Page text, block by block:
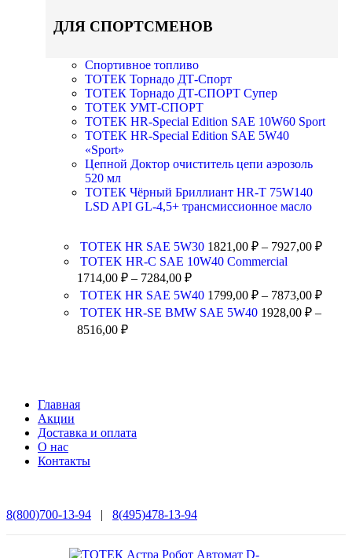
ДЛЯ СПОРТСМЕНОВ
Спортивное топливо
ТОТЕК Торнадо ДТ-Спорт
ТОТЕК Торнадо ДТ-СПОРТ Супер
ТОТЕК УМТ-СПОРТ
TOTEK HR-Special Edition SAE 10W60 Sport
TOTEK HR-Special Edition SAE 5W40
«Sport»
Цепной Доктор очиститель цепи аэрозоль
520 мл
ТОТЕК Чёрный Бриллиант HR-T 75W140
LSD API GL-4,5+ трансмиссионное масло
ТОТЕК HR SAE 5W30 1821,00 ₽ – 7927,00 ₽
TOTEK HR-C SAE 10W40 Commercial
1714,00 ₽ – 7284,00 ₽
ТОТЕК HR SAE 5W40 1799,00 ₽ – 7873,00 ₽
ТОТЕК HR-SE BMW SAE 5W40 1928,00 ₽ –
8516,00 ₽
Главная
Акции
Доставка и оплата
О нас
Контакты
8(800)700-13-94 | 8(495)478-13-94